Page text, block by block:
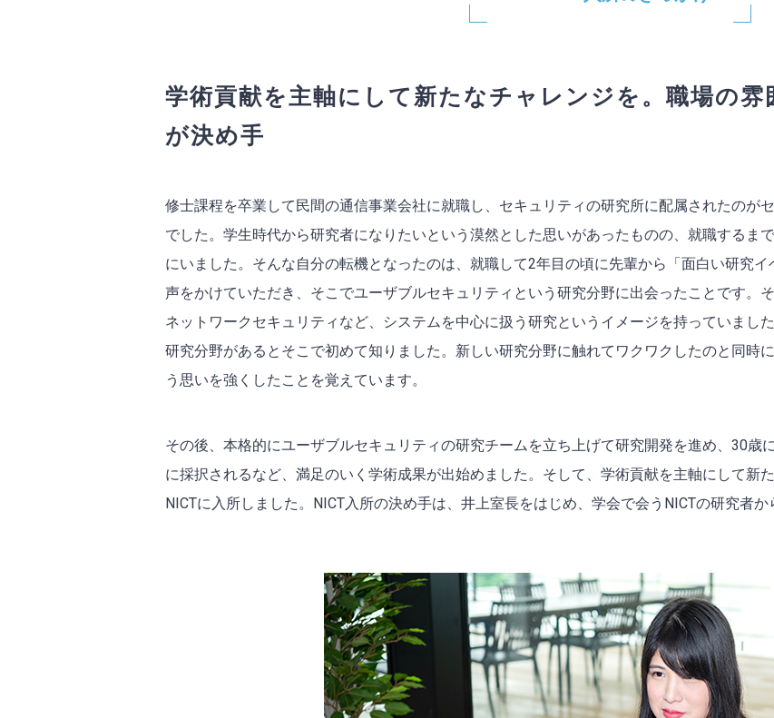
学術貢献を主軸にして新たなチャレンジを。職場の雰
が決め手
修士課程を卒業して民間の通信事業会社に就職し、セキュリティの研究所に配属されたのが
でした。学生時代から研究者になりたいという漠然とした思いがあったものの、就職するま
にいました。そんな自分の転機となったのは、就職して2年目の頃に先輩から「面白い研究
声をかけていただき、そこでユーザブルセキュリティという研究分野に出会ったことです。
ネットワークセキュリティなど、システムを中心に扱う研究というイメージを持っていまし
研究分野があるとそこで初めて知りました。新しい研究分野に触れてワクワクしたのと同時
う思いを強くしたことを覚えています。
その後、本格的にユーザブルセキュリティの研究チームを立ち上げて研究開発を進め、30歳
に採択されるなど、満足のいく学術成果が出始めました。そして、学術貢献を主軸にして新
NICTに入所しました。NICT入所の決め手は、井上室長をはじめ、学会で会うNICTの研究者か